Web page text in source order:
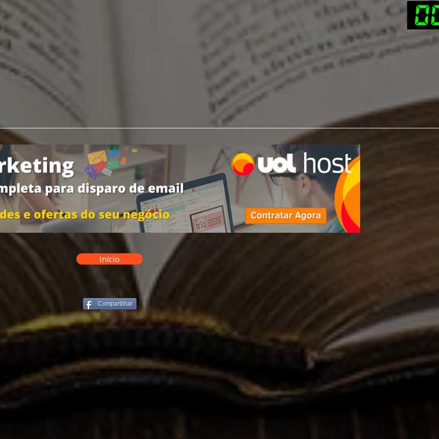
Início
Compartilhar